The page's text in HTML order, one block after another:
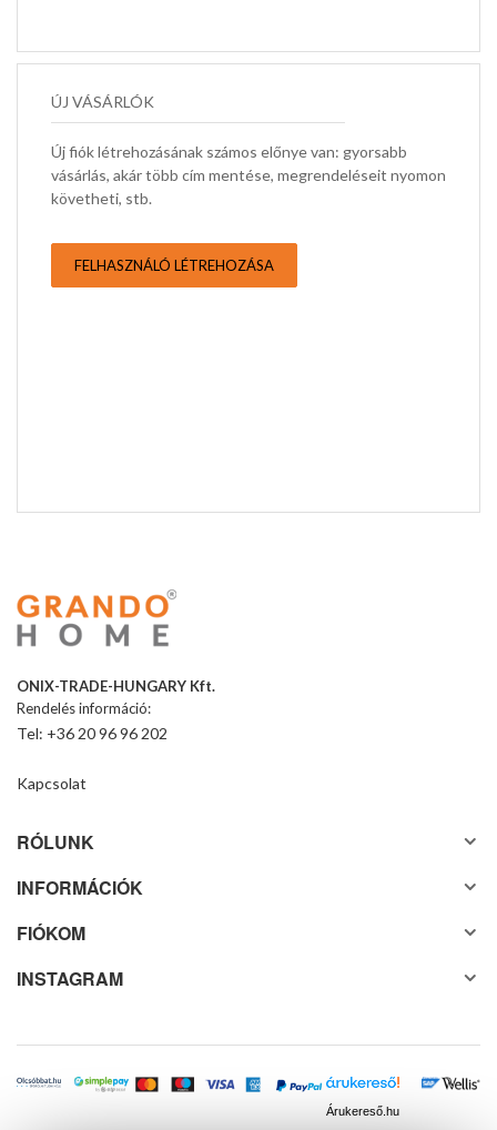
ÚJ VÁSÁRLÓK
Új fiók létrehozásának számos előnye van: gyorsabb
vásárlás, akár több cím mentése, megrendeléseit nyomon
követheti, stb.
FELHASZNÁLÓ LÉTREHOZÁSA
ONIX-TRADE-HUNGARY Kft.
Rendelés információ:
Tel: +36 20 96 96 202
Kapcsolat
RÓLUNK
INFORMÁCIÓK
FIÓKOM
INSTAGRAM
Árukereső.hu